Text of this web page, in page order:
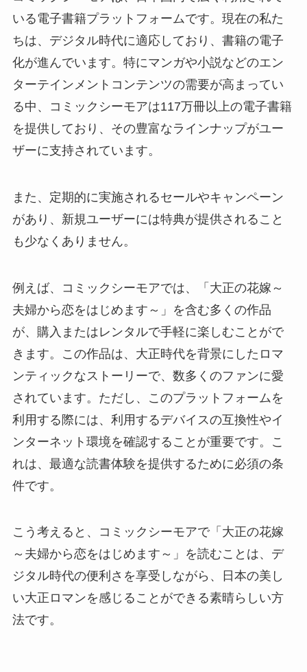
いる電子書籍プラットフォームです。現在の私た
ちは、デジタル時代に適応しており、書籍の電子
化が進んでいます。特にマンガや小説などのエン
ターテインメントコンテンツの需要が高まってい
る中、コミックシーモアは117万冊以上の電子書籍
を提供しており、その豊富なラインナップがユー
ザーに支持されています。
また、定期的に実施されるセールやキャンペーン
があり、新規ユーザーには特典が提供されること
も少なくありません。
例えば、コミックシーモアでは、「大正の花嫁～
夫婦から恋をはじめます～」を含む多くの作品
が、購入またはレンタルで手軽に楽しむことがで
きます。この作品は、大正時代を背景にしたロマ
ンティックなストーリーで、数多くのファンに愛
されています。ただし、このプラットフォームを
利用する際には、利用するデバイスの互換性やイ
ンターネット環境を確認することが重要です。こ
れは、最適な読書体験を提供するために必須の条
件です。
こう考えると、コミックシーモアで「大正の花嫁
～夫婦から恋をはじめます～」を読むことは、デ
ジタル時代の便利さを享受しながら、日本の美し
い大正ロマンを感じることができる素晴らしい方
法です。